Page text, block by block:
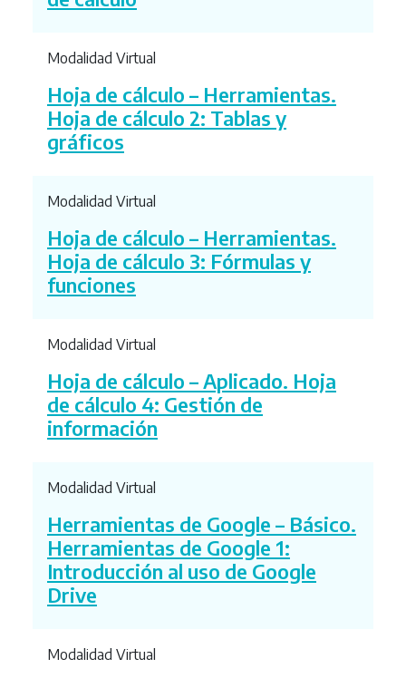
Modalidad Virtual
Hoja de cálculo – Herramientas.
Hoja de cálculo 2: Tablas y
gráficos
Modalidad Virtual
Hoja de cálculo – Herramientas.
Hoja de cálculo 3: Fórmulas y
funciones
Modalidad Virtual
Hoja de cálculo – Aplicado. Hoja
de cálculo 4: Gestión de
información
Modalidad Virtual
Herramientas de Google – Básico.
Herramientas de Google 1:
Introducción al uso de Google
Drive
Modalidad Virtual